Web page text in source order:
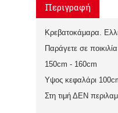
Περιγραφή
Κρεβατοκάμαρα.
Παράγετε σε
150cm - 160cm
Υψος κεφαλάρι
Στη τιμή ΔΕΝ